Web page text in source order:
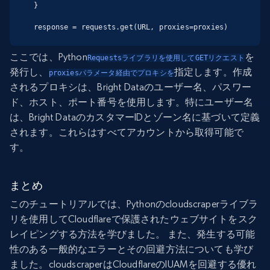
}
response = requests.get(URL, proxies=proxies)
ここでは、PythonRequestsライブラリを使用してGETリクエスト を
発行し、
proxiesパラメータ経由でプロキシを指定します。作成
されるプロキシは、Bright Dataのユーザー名、パスワー
ド、ホスト、ポート番号を使用します。特にユーザー名
は、Bright DataのカスタマーIDとゾーン名に基づいて定義
されます。これらはすべてアカウントから取得可能で
す。
まとめ
このチュートリアルでは、Pythonのcloudscraperライブラ
リを使用してCloudflareで保護されたウェブサイトをスク
レイピングする方法を学びました。 また、発生する可能
性のある一般的なエラーとその回避方法についても学び
ました。cloudscraperはCloudflareのIUAMを回避する優れ